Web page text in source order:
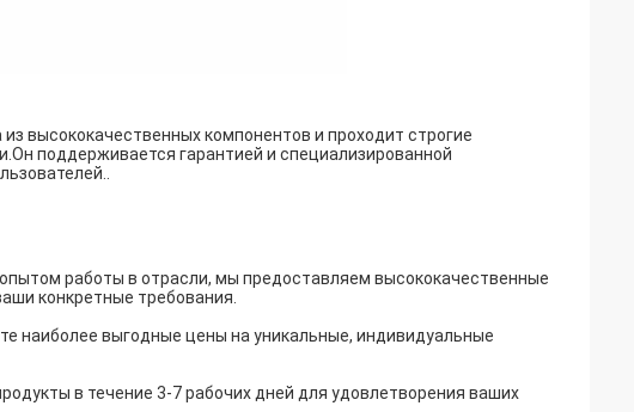
из высококачественных компонентов и проходит строгие
поддерживается гарантией и специализированной
работы в отрасли, мы предоставляем высококачественные
конкретные требования.
наиболее выгодные цены на уникальные, индивидуальные
в течение 3-7 рабочих дней для удовлетворения ваших